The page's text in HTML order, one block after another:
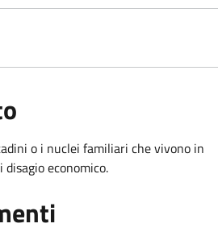
o i nuclei familiari che vivono in
economico.